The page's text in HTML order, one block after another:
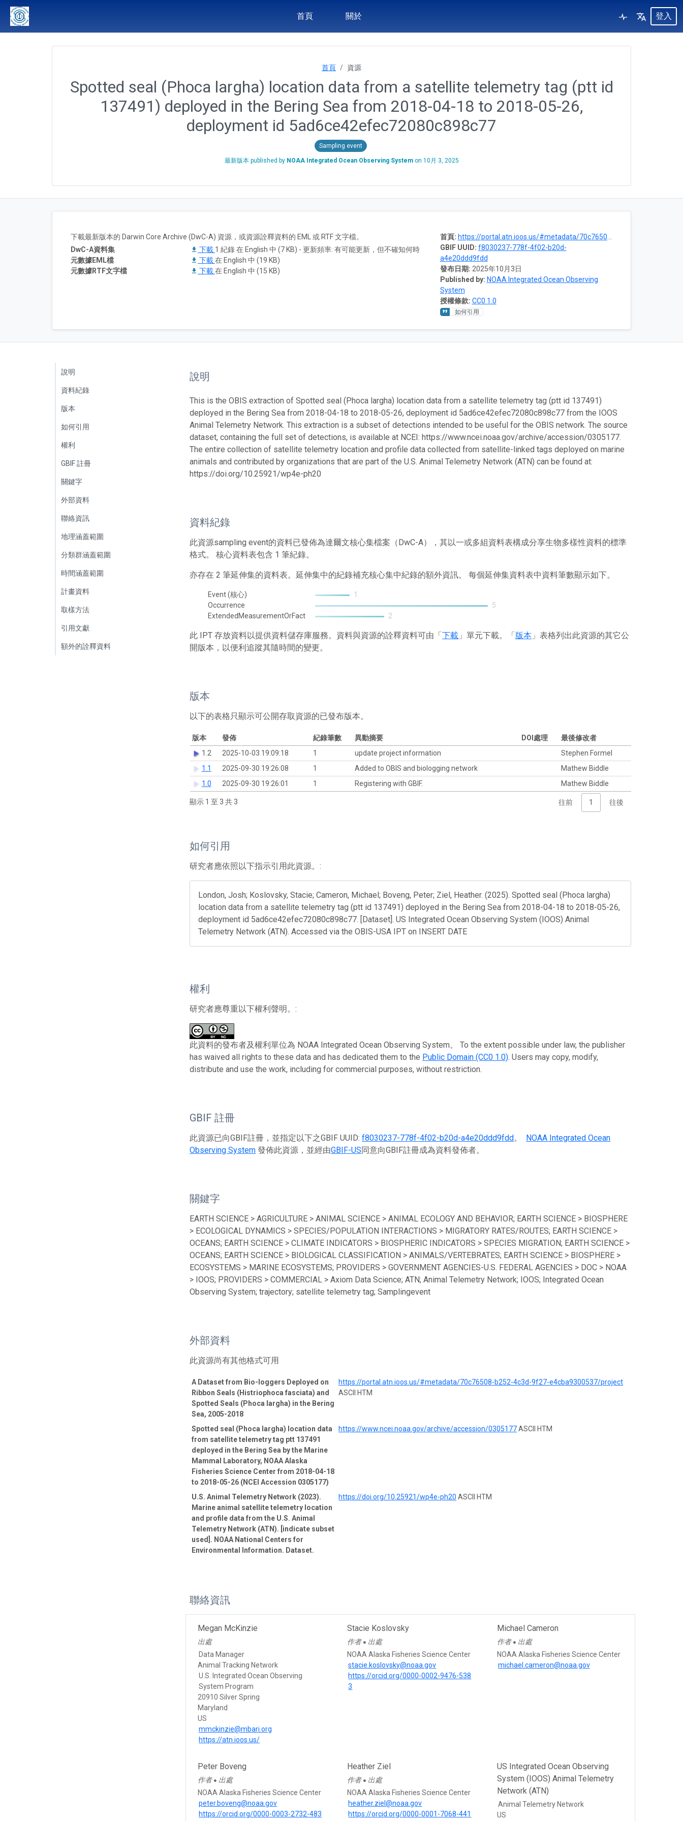
首頁 關於 登入
首頁 資源
Spotted seal (Phoca largha) location data from a satellite telemetry tag (ptt id
137491) deployed in the Bering Sea from 2018-04-18 to 2018-05-26,
deployment id 5ad6ce42efec72080c898c77
Sampling event
最新版本 published by NOAA Integrated Ocean Observing Systemon 10月 3, 2025
首頁: https://portal.atn.ioos.us/#metadata/70c76508-b252-4c3d-9f27-e4cba9300537/project
GBIF UUID: f8030237-778f-4f02-b20d-
a4e20ddd9fdd
發布日期: 2025年10月3日
Published by: NOAA Integrated Ocean Observing
System
授權條款: CC0 1.0
如何引用
下載最新版本的 Darwin Core Archive (DwC-A) 資源，或資源詮釋資料的 EML 或 RTF 文字檔。
DwC-A資料集
下載 1 紀錄 在 English 中 (7 KB) - 更新頻率: 有可能更新，但不確知何時
元數據EML檔
下載在 English 中 (19 KB)
元數據RTF文字檔
下載在 English 中 (15 KB)
說明
資料紀錄
版本
如何引用
權利
GBIF 註冊
關鍵字
外部資料
聯絡資訊
地理涵蓋範圍
分類群涵蓋範圍
時間涵蓋範圍
計畫資料
取樣方法
引用文獻
額外的詮釋資料
說明
This is the OBIS extraction of Spotted seal (Phoca largha) location data from a satellite telemetry tag (ptt id 137491)
deployed in the Bering Sea from 2018-04-18 to 2018-05-26, deployment id 5ad6ce42efec72080c898c77 from the IOOS
Animal Telemetry Network. This extraction is a subset of detections intended to be useful for the OBIS network. The source
dataset, containing the full set of detections, is available at NCEI: https://www.ncei.noaa.gov/archive/accession/0305177.
The entire collection of satellite telemetry location and profile data collected from satellite-linked tags deployed on marine
animals and contributed by organizations that are part of the U.S. Animal Telemetry Network (ATN) can be found at:
https://doi.org/10.25921/wp4e-ph20
資料紀錄
此資源sampling event的資料已發佈為達爾文核心集檔案（DwC-A），其以一或多組資料表構成分享生物多樣性資料的標準
格式。 核心資料表包含 1 筆紀錄。
亦存在 2 筆延伸集的資料表。延伸集中的紀錄補充核心集中紀錄的額外資訊。 每個延伸集資料表中資料筆數顯示如下。
Event (核心)
1
Occurrence
5
ExtendedMeasurementOrFact
2
此 IPT 存放資料以提供資料儲存庫服務。資料與資源的詮釋資料可由「下載 」單元下載。「版本 」表格列出此資源的其它公
開版本，以便利追蹤其隨時間的變更。
版本
以下的表格只顯示可公開存取資源的已發布版本。
版本 發佈 紀錄筆數 異動摘要 DOI處理
最後修改者
1.2
2025-10-03 19:09:18 1 update project information
Stephen Formel
1.1
2025-09-30 19:26:08 1 Added to OBIS and biologging network
Mathew Biddle
1.0
2025-09-30 19:26:01 1 Registering with GBIF. Mathew Biddle
顯示 1 至 3 共 3 往前 1 往後
如何引用
研究者應依照以下指示引用此資源。:
London, Josh; Koslovsky, Stacie; Cameron, Michael; Boveng, Peter; Ziel, Heather. (2025). Spotted seal (Phoca largha)
location data from a satellite telemetry tag (ptt id 137491) deployed in the Bering Sea from 2018-04-18 to 2018-05-26,
deployment id 5ad6ce42efec72080c898c77. [Dataset]. US Integrated Ocean Observing System (IOOS) Animal
Telemetry Network (ATN). Accessed via the OBIS-USA IPT on INSERT DATE
權利
研究者應尊重以下權利聲明。:
此資料的發布者及權利單位為 NOAA Integrated Ocean Observing System。 To the extent possible under law, the publisher
has waived all rights to these data and has dedicated them to the Public Domain (CC0 1.0). Users may copy, modify,
distribute and use the work, including for commercial purposes, without restriction.
GBIF 註冊
此資源已向GBIF註冊，並指定以下之GBIF UUID:f8030237-778f-4f02-b20d-a4e20ddd9fdd。
NOAA Integrated Ocean
Observing System 發佈此資源，並經由GBIF-US同意向GBIF註冊成為資料發佈者。
關鍵字
EARTH SCIENCE > AGRICULTURE > ANIMAL SCIENCE > ANIMAL ECOLOGY AND BEHAVIOR; EARTH SCIENCE > BIOSPHERE
> ECOLOGICAL DYNAMICS > SPECIES/POPULATION INTERACTIONS > MIGRATORY RATES/ROUTES; EARTH SCIENCE >
OCEANS; EARTH SCIENCE > CLIMATE INDICATORS > BIOSPHERIC INDICATORS > SPECIES MIGRATION; EARTH SCIENCE >
OCEANS; EARTH SCIENCE > BIOLOGICAL CLASSIFICATION > ANIMALS/VERTEBRATES; EARTH SCIENCE > BIOSPHERE >
ECOSYSTEMS > MARINE ECOSYSTEMS; PROVIDERS > GOVERNMENT AGENCIES-U.S. FEDERAL AGENCIES > DOC > NOAA
> IOOS; PROVIDERS > COMMERCIAL > Axiom Data Science; ATN; Animal Telemetry Network; IOOS; Integrated Ocean
Observing System; trajectory; satellite telemetry tag; Samplingevent
外部資料
此資源尚有其他格式可用
A Dataset from Bio-loggers Deployed on
Ribbon Seals (Histriophoca fasciata) and
Spotted Seals (Phoca largha) in the Bering
Sea, 2005-2018
https://portal.atn.ioos.us/#metadata/70c76508-b252-4c3d-9f27-e4cba9300537/project
ASCII HTM
Spotted seal (Phoca largha) location data
from satellite telemetry tag ptt 137491
deployed in the Bering Sea by the Marine
Mammal Laboratory, NOAA Alaska
Fisheries Science Center from 2018-04-18
to 2018-05-26 (NCEI Accession 0305177)
https://www.ncei.noaa.gov/archive/accession/0305177ASCII HTM
U.S. Animal Telemetry Network (2023).
Marine animal satellite telemetry location
and profile data from the U.S. Animal
Telemetry Network (ATN). [indicate subset
used]. NOAA National Centers for
Environmental Information. Dataset.
https://doi.org/10.25921/wp4e-ph20 ASCII HTM
聯絡資訊
Megan McKinzie
出處
Data Manager
Animal Tracking Network
U.S. Integrated Ocean Observing
System Program
20910 Silver Spring
Maryland
US
mmckinzie@mbari.org
https://atn.ioos.us/
Stacie Koslovsky
作者 ● 出處
NOAA Alaska Fisheries Science Center
stacie.koslovsky@noaa.gov
https://orcid.org/0000-0002-9476-538
3
Michael Cameron
作者 ● 出處
NOAA Alaska Fisheries Science Center
michael.cameron@noaa.gov
Peter Boveng
作者 ● 出處
NOAA Alaska Fisheries Science Center
peter.boveng@noaa.gov
https://orcid.org/0000-0003-2732-483
Heather Ziel
作者 ● 出處
NOAA Alaska Fisheries Science Center
heather.ziel@noaa.gov
https://orcid.org/0000-0001-7068-441
US Integrated Ocean Observing
System (IOOS) Animal Telemetry
Network (ATN)
Animal Telemetry Network
US